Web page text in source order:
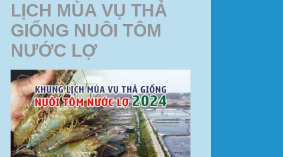
LỊCH MÙA VỤ THẢ
GIỐNG NUÔI TÔM
NƯỚC LỢ